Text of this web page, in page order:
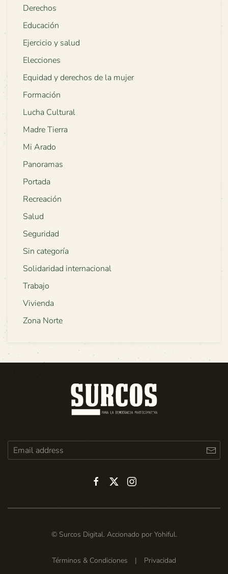
Derechos
Educación
Ejercicio y salud
Elecciones
Equidad y derechos de la mujer
Formación
Lucha Cultural
Madre Tierra
Mi Arado
Panoramas
Portada
Recreación
Salud
Seguridad
Sin categoría
Solidaridad internacional
Trabajo
Vivienda
Zona Norte
© Surcos Digital. Accionado por Yohiful.
Términos & Condiciones | Privacidad